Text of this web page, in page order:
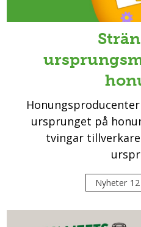
ursprunget på
tvingar
Nyheter